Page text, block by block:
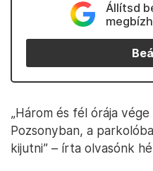
Állítsd
„Három és fél órája
Pozsonyban, a
kijutni” – írta olvasónk